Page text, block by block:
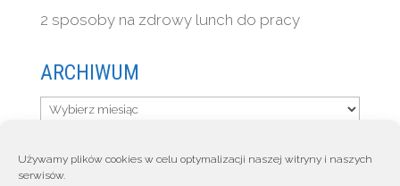
Używamy plików cookies w celu optymalizacji naszej witryny i naszych
serwisów.
2 sposoby na zdrowy lunch do pracy
ARCHIWUM
Archiwum